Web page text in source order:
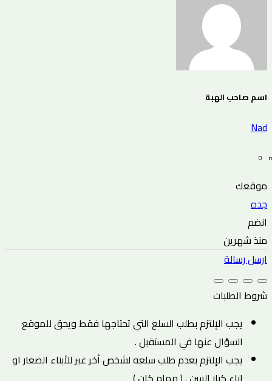
اسم صاحب الهبة
Nad
0 rating
موقعك
جده
انضم
منذ شهرين
ارسل رسالة
شروط الطلبات
يجب الإلتزم بطلب السلع التي تحتاجها فقط ويحق للموقع
السؤال عنها في المستقبل .
يجب الإلتزم بعدم طلب سلعه لشخص أخر غير للأبناء الصغار او